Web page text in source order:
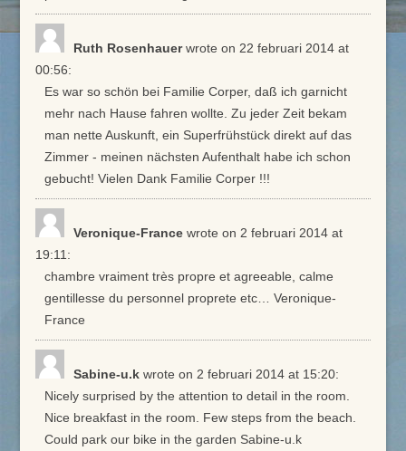
Ruth Rosenhauer wrote on 22 februari 2014at
00:56:
Es war so schön bei Familie Corper, daß ich garnicht
mehr nach Hause fahren wollte. Zu jeder Zeit bekam
man nette Auskunft, ein Superfrühstück direkt auf das
Zimmer - meinen nächsten Aufenthalt habe ich schon
gebucht! Vielen Dank Familie Corper !!!
Veronique-France wrote on 2 februari 2014at
19:11 :
chambre vraiment très propre et agreeable, calme
gentillesse du personnel proprete etc… Veronique-
France
Sabine-u.k wrote on 2 februari 2014at 15:20:
Nicely surprised by the attention to detail in the room.
Nice breakfast in the room. Few steps from the beach.
Could park our bike in the garden Sabine-u.k